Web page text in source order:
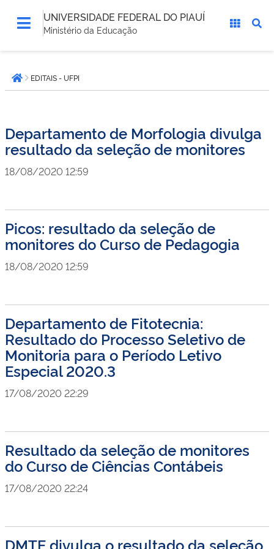
UNIVERSIDADE FEDERAL DO PIAUÍ
Ministério da Educação
está
aqui:Página inicial
EDITAIS - UFPI
Departamento de Morfologia divulga
resultado da seleção de monitores
18/08/2020 12:59
Picos: resultado da seleção de
monitores do Curso de Pedagogia
18/08/2020 12:59
Departamento de Fitotecnia:
Resultado do Processo Seletivo de
Monitoria para o Período Letivo
Especial 2020.3
17/08/2020 22:29
Resultado da seleção de monitores
do Curso de Ciências Contábeis
17/08/2020 22:24
DMTE divulga o resultado da seleção